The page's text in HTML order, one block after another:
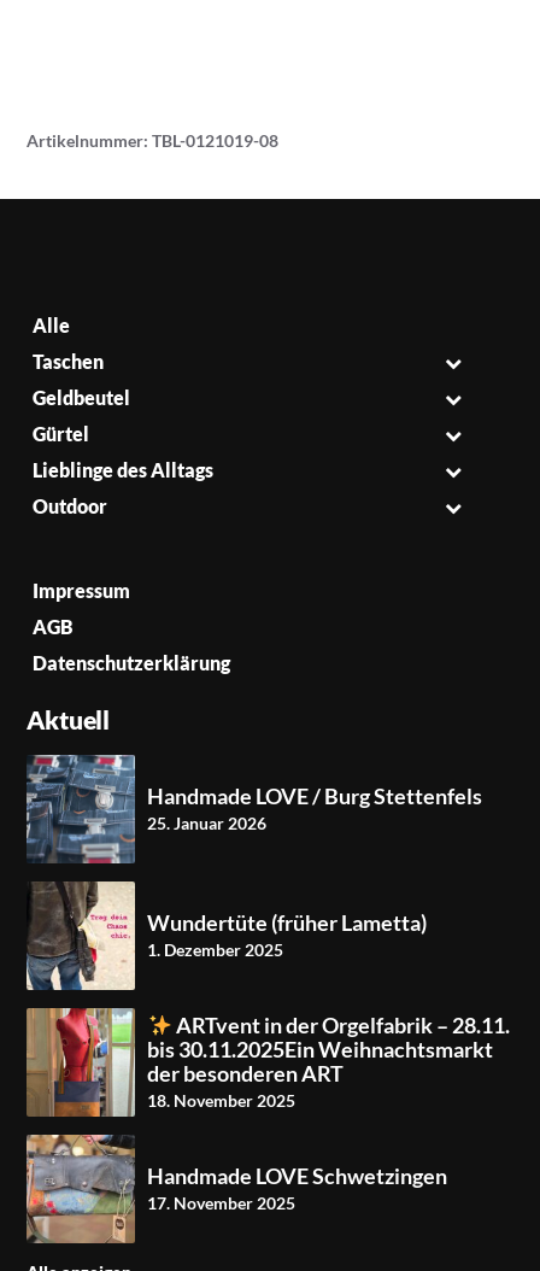
Artikelnummer:TBL-0121019-08
Alle
Taschen
Geldbeutel
Gürtel
Lieblinge des Alltags
Outdoor
Impressum
AGB
Datenschutzerklärung
Aktuell
Handmade LOVE / Burg Stettenfels
25. Januar 2026
Wundertüte (früher Lametta)
1. Dezember 2025
ARTvent in der Orgelfabrik – 28.11.
bis 30.11.2025Ein Weihnachtsmarkt
der besonderen ART
18. November 2025
Handmade LOVE Schwetzingen
17. November 2025